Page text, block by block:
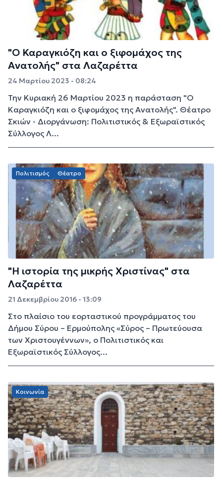
"Ο Καραγκιόζη και ο ξιφομάχος της
Ανατολής" στα Λαζαρέττα
24 Μαρτίου 2023 - 08:24
Την Κυριακή 26 Μαρτίου 2023 η παράσταση "Ο
Καραγκιόζη και ο ξιφομάχος της Ανατολής". Θέατρο
Σκιών - Διοργάνωση: Πολιτιστικός & Εξωραϊστικός
Σύλλογος Λ...
Πολιτισμός Θέατρο
"Η ιστορία της μικρής Χριστίνας" στα
Λαζαρέττα
21 Δεκεμβρίου 2016 - 13:09
Στο πλαίσιο του εορταστικού προγράμματος του
Δήμου Σύρου – Ερμούπολης «Σύρος – Πρωτεύουσα
των Χριστουγέννων», ο Πολιτιστικός και
Εξωραϊστικός Σύλλογος...
Κοινωνία